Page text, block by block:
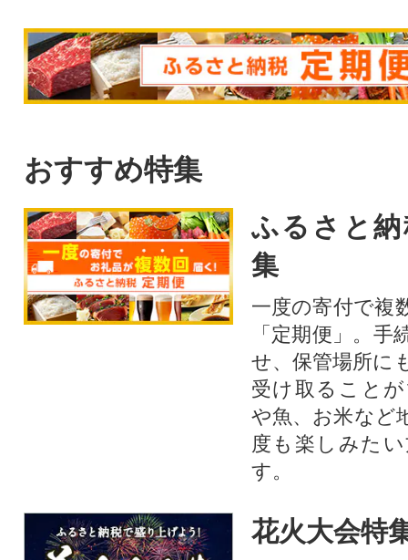
おすすめ特集
ふるさと
集
一度の寄付で複
「定期便」。
せ、保管場所に
受け取ること
や魚、お米など
度も楽しみた
す。
花火大会特